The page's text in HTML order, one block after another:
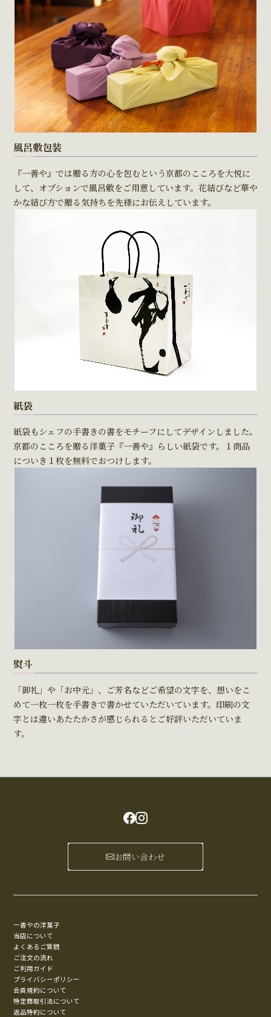
風呂敷包装
『一善や』では贈る方の心を包むという京都のこころを大悦に
して、オプションで風呂敷をご用意しています。花結びなど華や
かな結び方で贈る気持ちを先様にお伝えしています。
紙袋
紙袋もシェフの手書きの書をモチーフにしてデザインしました。
京都のこころを贈る洋菓子『一善や』らしい紙袋です。１商品
についき１枚を無料でおつけします。
熨斗
「御礼」や「お中元」、ご芳名などご希望の文字を、想いをこ
めて一枚一枚を手書きで書かせていただいています。印刷の文
字とは違いあたたかさが感じられるとご好評いただいていま
す。
一善やの洋菓子
当店について
よくあるご質問
ご注文の流れ
ご利用ガイド
プライバシーポリシー
会員規約について
特定商取引法について
返品特約について
お問い合わせ